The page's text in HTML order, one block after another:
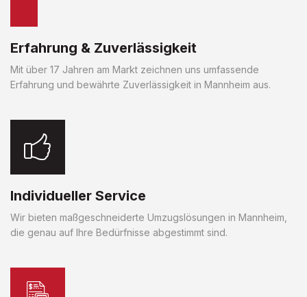
Erfahrung & Zuverlässigkeit
Mit über 17 Jahren am Markt zeichnen uns umfassende
Erfahrung und bewährte Zuverlässigkeit in Mannheim aus.
Individueller Service
Wir bieten maßgeschneiderte Umzugslösungen in Mannheim,
die genau auf Ihre Bedürfnisse abgestimmt sind.